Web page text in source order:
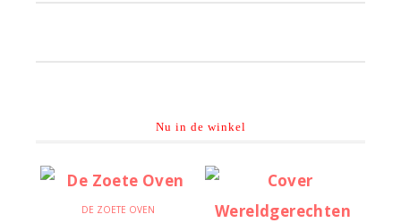
Nu in de winkel
DE ZOETE OVEN